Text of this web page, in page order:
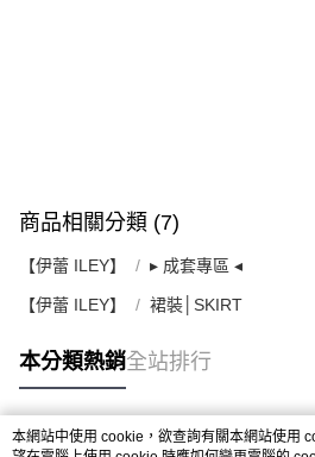
商品相關分類 (7)
【伊蕾 ILEY】 ▸ 成套專區 ◂
【伊蕾 ILEY】 裙裝│SKIRT
本分類熱銷全站排行
本網站中使用 cookie，欲查詢有關本網站使用